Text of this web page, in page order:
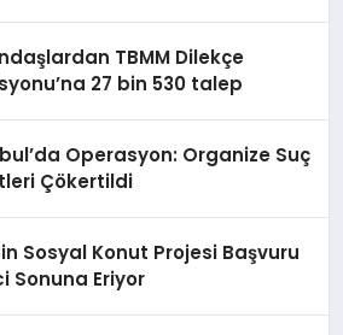
TBMM Dilekçe
27 bin 530 talep
Operasyon: Organize Suç
Çökertildi
Sosyal Konut Projesi Başvuru
Sonuna Eriyor